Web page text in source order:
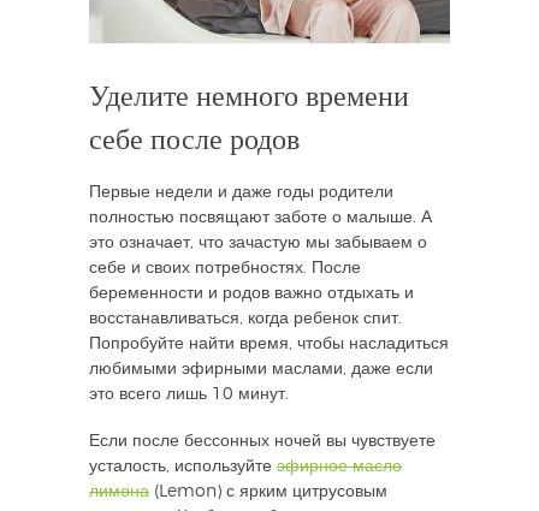
Уделите немного времени
себе после родов
Первые недели и даже годы родители
полностью посвящают заботе о малыше. А
это означает, что зачастую мы забываем о
себе и своих потребностях. После
беременности и родов важно отдыхать и
восстанавливаться, когда ребенок спит.
Попробуйте найти время, чтобы насладиться
любимыми эфирными маслами, даже если
это всего лишь 10 минут.
Если после бессонных ночей вы чувствуете
усталость, используйте эфирное масло
лимона (Lemon) с ярким цитрусовым